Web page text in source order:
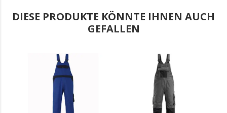
DIESE PRODUKTE KÖNNTE IHNEN AUCH
GEFALLEN